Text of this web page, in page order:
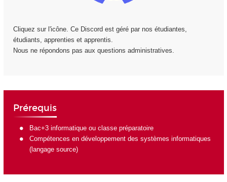
Cliquez sur l'icône. Ce Discord est géré par nos étudiantes,
étudiants, apprenties et apprentis.
Nous ne répondons pas aux questions administratives.
Prérequis
Bac+3 informatique ou classe préparatoire
Compétences en développement des systèmes informatiques
(langage source)